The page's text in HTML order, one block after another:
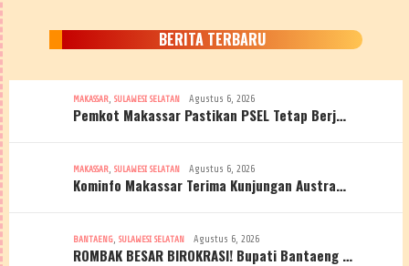
BERITA TERBARU
MAKASSAR, SULAWESI SELATAN Agustus 6, 2026
Pemkot Makassar Pastikan PSEL Tetap Berj…
MAKASSAR, SULAWESI SELATAN Agustus 6, 2026
Kominfo Makassar Terima Kunjungan Austra…
BANTAENG, SULAWESI SELATAN Agustus 6, 2026
ROMBAK BESAR BIROKRASI! Bupati Bantaeng …